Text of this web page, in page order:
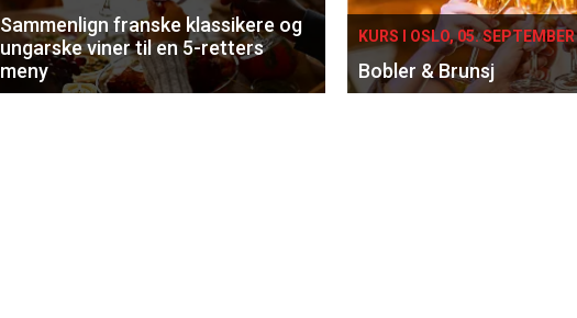
Sammenlign franske klassikere og
ungarske viner til en 5-retters
meny
KURS I OSLO, 05. SEPTEMBER
Bobler & Brunsj